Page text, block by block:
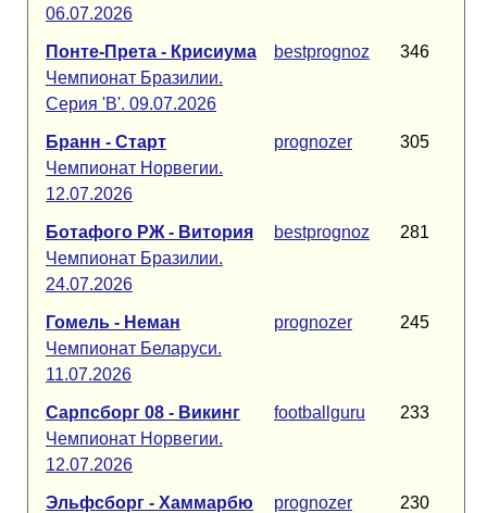
06.07.2026
Понте-Прета - Крисиума
Чемпионат Бразилии.
Серия 'B'. 09.07.2026
bestprognoz 346
Бранн - Старт
Чемпионат Норвегии.
12.07.2026
prognozer 305
Ботафого РЖ - Витория
Чемпионат Бразилии.
24.07.2026
bestprognoz 281
Гомель - Неман
Чемпионат Беларуси.
11.07.2026
prognozer 245
Сарпсборг 08 - Викинг
Чемпионат Норвегии.
12.07.2026
footballguru 233
Эльфсборг - Хаммарбю
prognozer 230